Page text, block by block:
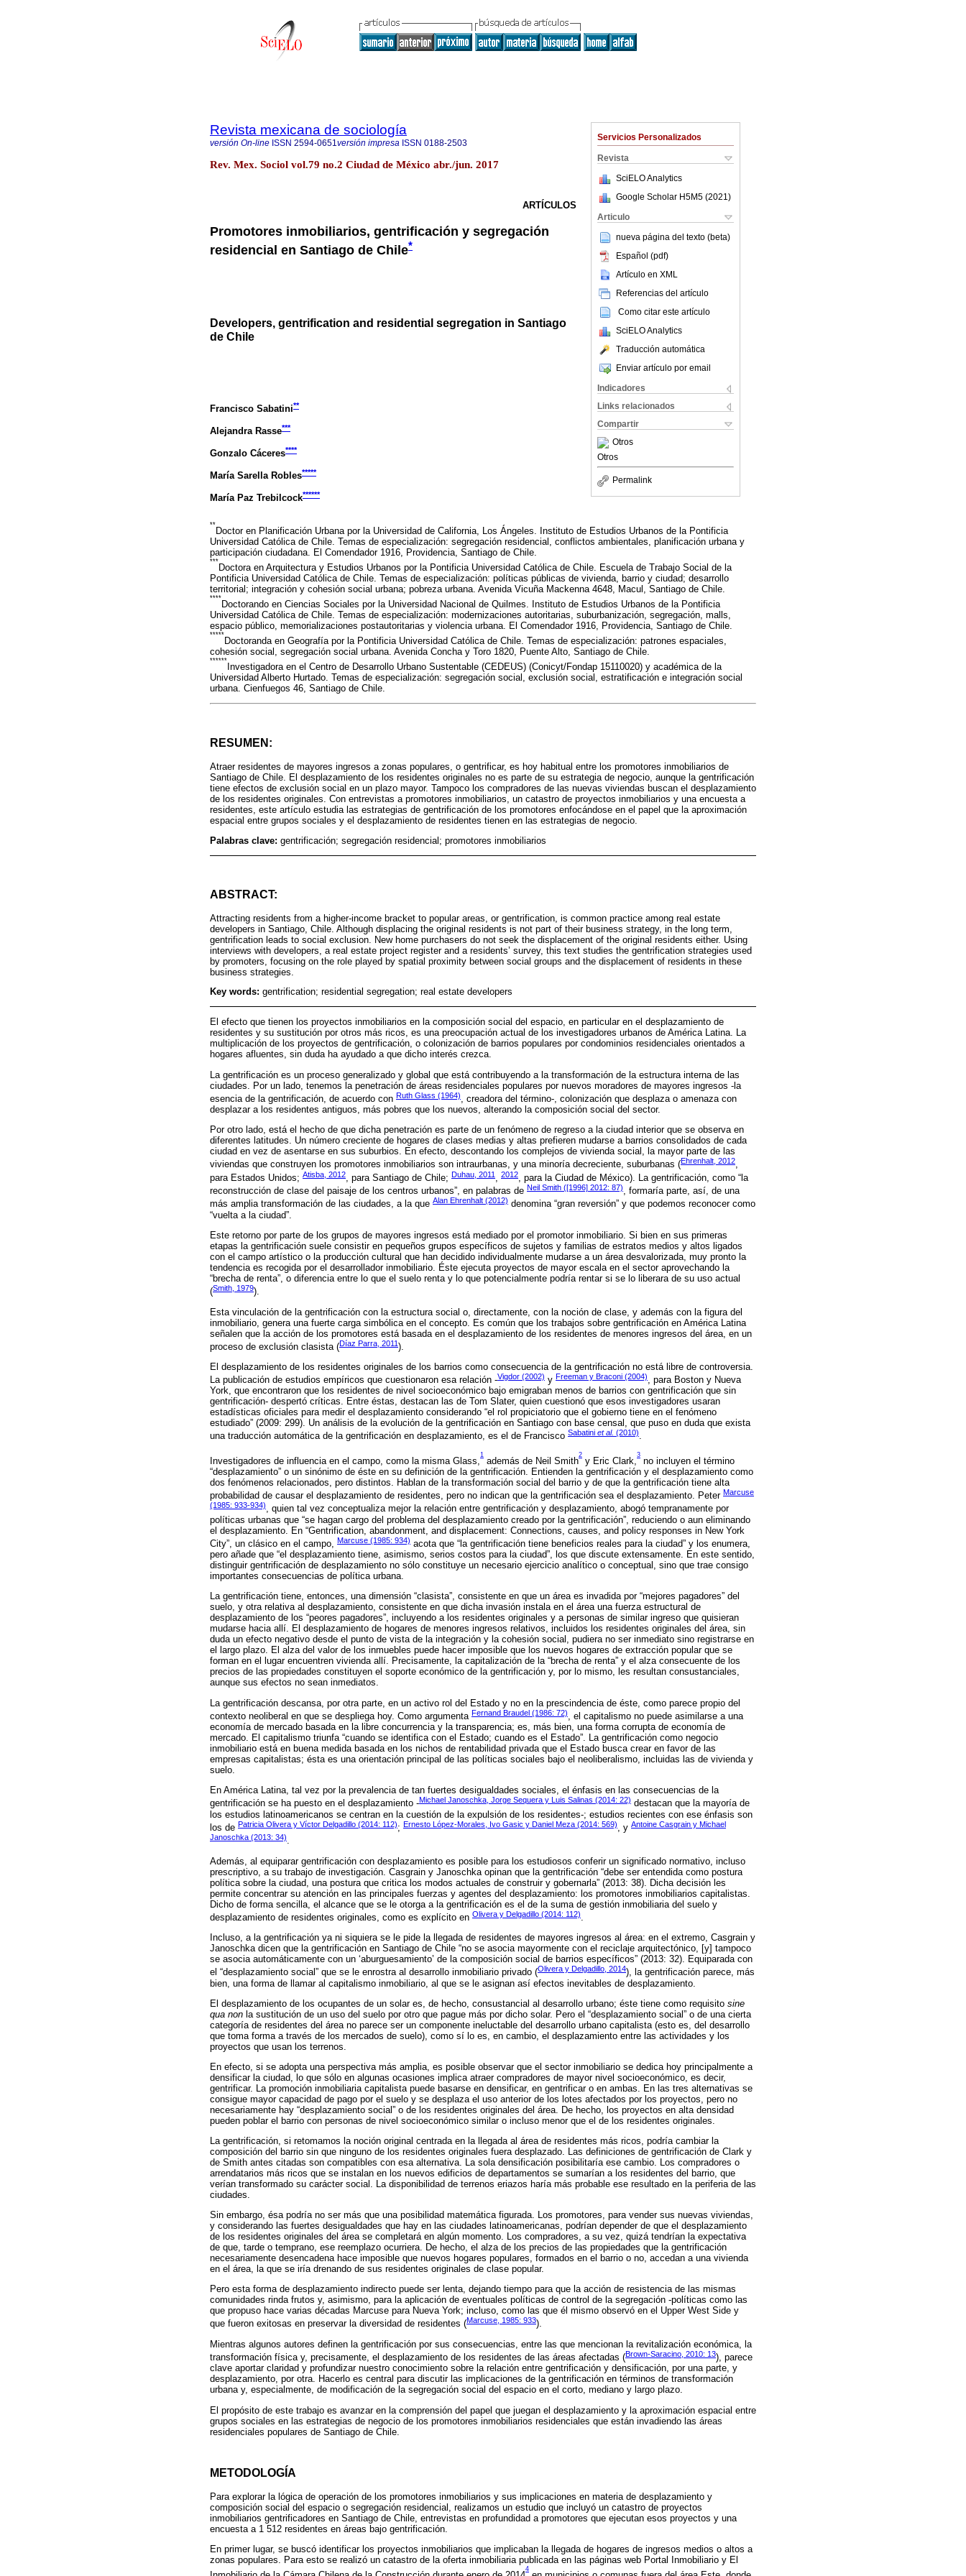
Servicios Personalizados
Revista
SciELO Analytics
Google Scholar H5M5 (2021 )
Articulo
nueva página del texto (beta)
Español (pdf)
Artículo en XML
Referencias del artículo
Como citar este artículo
SciELO Analytics
Traducción automática
Enviar artículo por email
Indicadores
Links relacionados
Compartir
Otros
Otros
Permalink
Revista mexicana de sociología
versión On-line ISSN 2594-0651versión impresa ISSN 0188-2503
Rev. Mex. Sociol vol.79 no.2 Ciudad de México abr./jun. 2017
ARTÍCULOS
Promotores inmobiliarios, gentrificación y segregación
residencial en Santiago de Chile*
Developers, gentrification and residential segregation in Santiago
de Chile
Francisco Sabatini**
Alejandra Rasse***
Gonzalo Cáceres****
María Sarella Robles*****
María Paz Trebilcock******
**
Doctor en Planificación Urbana por la Universidad de California, Los Ángeles. Instituto de Estudios Urbanos de la Pontificia
Universidad Católica de Chile. Temas de especialización: segregación residencial, conflictos ambientales, planificación urbana y
participación ciudadana. El Comendador 1916, Providencia, Santiago de Chile.
***
Doctora en Arquitectura y Estudios Urbanos por la Pontificia Universidad Católica de Chile. Escuela de Trabajo Social de la
Pontificia Universidad Católica de Chile. Temas de especialización: políticas públicas de vivienda, barrio y ciudad; desarrollo
territorial; integración y cohesión social urbana; pobreza urbana. Avenida Vicuña Mackenna 4648, Macul, Santiago de Chile.
****
Doctorando en Ciencias Sociales por la Universidad Nacional de Quilmes. Instituto de Estudios Urbanos de la Pontificia
Universidad Católica de Chile. Temas de especialización: modernizaciones autoritarias, suburbanización, segregación, malls,
espacio público, memorializaciones postautoritarias y violencia urbana. El Comendador 1916, Providencia, Santiago de Chile.
*****
Doctoranda en Geografía por la Pontificia Universidad Católica de Chile. Temas de especialización: patrones espaciales,
cohesión social, segregación social urbana. Avenida Concha y Toro 1820, Puente Alto, Santiago de Chile.
******
Investigadora en el Centro de Desarrollo Urbano Sustentable (CEDEUS) (Conicyt/Fondap 15110020) y académica de la
Universidad Alberto Hurtado. Temas de especialización: segregación social, exclusión social, estratificación e integración social
urbana. Cienfuegos 46, Santiago de Chile.
RESUMEN:
Atraer residentes de mayores ingresos a zonas populares, o gentrificar, es hoy habitual entre los promotores inmobiliarios de
Santiago de Chile. El desplazamiento de los residentes originales no es parte de su estrategia de negocio, aunque la gentrificación
tiene efectos de exclusión social en un plazo mayor. Tampoco los compradores de las nuevas viviendas buscan el desplazamiento
de los residentes originales. Con entrevistas a promotores inmobiliarios, un catastro de proyectos inmobiliarios y una encuesta a
residentes, este artículo estudia las estrategias de gentrificación de los promotores enfocándose en el papel que la aproximación
espacial entre grupos sociales y el desplazamiento de residentes tienen en las estrategias de negocio.
Palabras clave: gentrificación; segregación residencial; promotores inmobiliarios
ABSTRACT:
Attracting residents from a higher-income bracket to popular areas, or gentrification, is common practice among real estate
developers in Santiago, Chile. Although displacing the original residents is not part of their business strategy, in the long term,
gentrification leads to social exclusion. New home purchasers do not seek the displacement of the original residents either. Using
interviews with developers, a real estate project register and a residents’ survey, this text studies the gentrification strategies used
by promoters, focusing on the role played by spatial proximity between social groups and the displacement of residents in these
business strategies.
Key words: gentrification; residential segregation; real estate developers
El efecto que tienen los proyectos inmobiliarios en la composición social del espacio, en particular en el desplazamiento de
residentes y su sustitución por otros más ricos, es una preocupación actual de los investigadores urbanos de América Latina. La
multiplicación de los proyectos de gentrificación, o colonización de barrios populares por condominios residenciales orientados a
hogares afluentes, sin duda ha ayudado a que dicho interés crezca.
La gentrificación es un proceso generalizado y global que está contribuyendo a la transformación de la estructura interna de las
ciudades. Por un lado, tenemos la penetración de áreas residenciales populares por nuevos moradores de mayores ingresos -la
esencia de la gentrificación, de acuerdo con Ruth Glass (1964)
, creadora del término-, colonización que desplaza o amenaza con
desplazar a los residentes antiguos, más pobres que los nuevos, alterando la composición social del sector.
Por otro lado, está el hecho de que dicha penetración es parte de un fenómeno de regreso a la ciudad interior que se observa en
diferentes latitudes. Un número creciente de hogares de clases medias y altas prefieren mudarse a barrios consolidados de cada
ciudad en vez de asentarse en sus suburbios. En efecto, descontando los complejos de vivienda social, la mayor parte de las
viviendas que construyen los promotores inmobiliarios son intraurbanas, y una minoría decreciente, suburbanas (Ehrenhalt, 2012,
para Estados Unidos; Atisba, 2012 , para Santiago de Chile; Duhau, 2011 2012
, para la Ciudad de México). La gentrificación, como “la
reconstrucción de clase del paisaje de los centros urbanos”, en palabras de Neil Smith ([1996] 2012: 87), formaría parte, así, de una
más amplia transformación de las ciudades, a la que Alan Ehrenhalt (2012) denomina “gran reversión” y que podemos reconocer como
“vuelta a la ciudad”.
Este retorno por parte de los grupos de mayores ingresos está mediado por el promotor inmobiliario. Si bien en sus primeras
etapas la gentrificación suele consistir en pequeños grupos específicos de sujetos y familias de estratos medios y altos ligados
con el campo artístico o la producción cultural que han decidido individualmente mudarse a un área desvalorizada, muy pronto la
tendencia es recogida por el desarrollador inmobiliario. Éste ejecuta proyectos de mayor escala en el sector aprovechando la
“brecha de renta”, o diferencia entre lo que el suelo renta y lo que potencialmente podría rentar si se lo liberara de su uso actual
(Smith, 1979).
Esta vinculación de la gentrificación con la estructura social o, directamente, con la noción de clase, y además con la figura del
inmobiliario, genera una fuerte carga simbólica en el concepto. Es común que los trabajos sobre gentrificación en América Latina
señalen que la acción de los promotores está basada en el desplazamiento de los residentes de menores ingresos del área, en un
proceso de exclusión clasista (Díaz Parra, 2011).
El desplazamiento de los residentes originales de los barrios como consecuencia de la gentrificación no está libre de controversia.
La publicación de estudios empíricos que cuestionaron esa relación -Vigdor (2002) y Freeman y Braconi (2004), para Boston y Nueva
York, que encontraron que los residentes de nivel socioeconómico bajo emigraban menos de barrios con gentrificación que sin
gentrificación- despertó críticas. Entre éstas, destacan las de Tom Slater, quien cuestionó que esos investigadores usaran
estadísticas oficiales para medir el desplazamiento considerando “el rol propiciatorio que el gobierno tiene en el fenómeno
estudiado” (2009: 299). Un análisis de la evolución de la gentrificación en Santiago con base censal, que puso en duda que exista
una traducción automática de la gentrificación en desplazamiento, es el de Francisco Sabatini et al. (2010).
Investigadores de influencia en el campo, como la misma Glass,
1
además de Neil Smith
2
y Eric Clark,
3
no incluyen el término
“desplazamiento” o un sinónimo de éste en su definición de la gentrificación. Entienden la gentrificación y el desplazamiento como
dos fenómenos relacionados, pero distintos. Hablan de la transformación social del barrio y de que la gentrificación tiene alta
probabilidad de causar el desplazamiento de residentes, pero no indican que la gentrificación sea el desplazamiento. Peter Marcuse
(1985: 933-934), quien tal vez conceptualiza mejor la relación entre gentrificación y desplazamiento, abogó tempranamente por
políticas urbanas que “se hagan cargo del problema del desplazamiento creado por la gentrificación”, reduciendo o aun eliminando
el desplazamiento. En “Gentrification, abandonment, and displacement: Connections, causes, and policy responses in New York
City”, un clásico en el campo, Marcuse (1985: 934) acota que “la gentrificación tiene beneficios reales para la ciudad” y los enumera,
pero añade que “el desplazamiento tiene, asimismo, serios costos para la ciudad”, los que discute extensamente. En este sentido,
distinguir gentrificación de desplazamiento no sólo constituye un necesario ejercicio analítico o conceptual, sino que trae consigo
importantes consecuencias de política urbana.
La gentrificación tiene, entonces, una dimensión “clasista”, consistente en que un área es invadida por “mejores pagadores” del
suelo, y otra relativa al desplazamiento, consistente en que dicha invasión instala en el área una fuerza estructural de
desplazamiento de los “peores pagadores”, incluyendo a los residentes originales y a personas de similar ingreso que quisieran
mudarse hacia allí. El desplazamiento de hogares de menores ingresos relativos, incluidos los residentes originales del área, sin
duda un efecto negativo desde el punto de vista de la integración y la cohesión social, pudiera no ser inmediato sino registrarse en
el largo plazo. El alza del valor de los inmuebles puede hacer imposible que los nuevos hogares de extracción popular que se
forman en el lugar encuentren vivienda allí. Precisamente, la capitalización de la “brecha de renta” y el alza consecuente de los
precios de las propiedades constituyen el soporte económico de la gentrificación y, por lo mismo, les resultan consustanciales,
aunque sus efectos no sean inmediatos.
La gentrificación descansa, por otra parte, en un activo rol del Estado y no en la prescindencia de éste, como parece propio del
contexto neoliberal en que se despliega hoy. Como argumenta Fernand Braudel (1986: 72), el capitalismo no puede asimilarse a una
economía de mercado basada en la libre concurrencia y la transparencia; es, más bien, una forma corrupta de economía de
mercado. El capitalismo triunfa “cuando se identifica con el Estado; cuando es el Estado”. La gentrificación como negocio
inmobiliario está en buena medida basada en los nichos de rentabilidad privada que el Estado busca crear en favor de las
empresas capitalistas; ésta es una orientación principal de las políticas sociales bajo el neoliberalismo, incluidas las de vivienda y
suelo.
En América Latina, tal vez por la prevalencia de tan fuertes desigualdades sociales, el énfasis en las consecuencias de la
gentrificación se ha puesto en el desplazamiento -Michael Janoschka, Jorge Sequera y Luis Salinas (2014: 22) destacan que la mayoría de
los estudios latinoamericanos se centran en la cuestión de la expulsión de los residentes-; estudios recientes con ese énfasis son
los de Patricia Olivera y Víctor Delgadillo (2014: 112); Ernesto López-Morales, Ivo Gasic y Daniel Meza (2014: 569), y Antoine Casgrain y Michael
Janoschka (2013: 34).
Además, al equiparar gentrificación con desplazamiento es posible para los estudiosos conferir un significado normativo, incluso
prescriptivo, a su trabajo de investigación. Casgrain y Janoschka opinan que la gentrificación “debe ser entendida como postura
política sobre la ciudad, una postura que critica los modos actuales de construir y gobernarla” (2013: 38). Dicha decisión les
permite concentrar su atención en las principales fuerzas y agentes del desplazamiento: los promotores inmobiliarios capitalistas.
Dicho de forma sencilla, el alcance que se le otorga a la gentrificación es el de la suma de gestión inmobiliaria del suelo y
desplazamiento de residentes originales, como es explícito en Olivera y Delgadillo (2014: 112)
Incluso, a la gentrificación ya ni siquiera se le pide la llegada de residentes de mayores ingresos al área: en el extremo, Casgrain y
Janoschka dicen que la gentrificación en Santiago de Chile “no se asocia mayormente con el reciclaje arquitectónico, [y] tampoco
se asocia automáticamente con un ‘aburguesamiento’ de la composición social de barrios específicos” (2013: 32). Equiparada con
el “desplazamiento social” que se le enrostra al desarrollo inmobiliario privado (Olivera y Delgadillo, 2014), la gentrificación parece, más
bien, una forma de llamar al capitalismo inmobiliario, al que se le asignan así efectos inevitables de desplazamiento.
El desplazamiento de los ocupantes de un solar es, de hecho, consustancial al desarrollo urbano; éste tiene como requisito sine
qua non la sustitución de un uso del suelo por otro que pague más por dicho solar. Pero el “desplazamiento social” o de una cierta
categoría de residentes del área no parece ser un componente ineluctable del desarrollo urbano capitalista (esto es, del desarrollo
que toma forma a través de los mercados de suelo), como sí lo es, en cambio, el desplazamiento entre las actividades y los
proyectos que usan los terrenos.
En efecto, si se adopta una perspectiva más amplia, es posible observar que el sector inmobiliario se dedica hoy principalmente a
densificar la ciudad, lo que sólo en algunas ocasiones implica atraer compradores de mayor nivel socioeconómico, es decir,
gentrificar. La promoción inmobiliaria capitalista puede basarse en densificar, en gentrificar o en ambas. En las tres alternativas se
consigue mayor capacidad de pago por el suelo y se desplaza el uso anterior de los lotes afectados por los proyectos, pero no
necesariamente hay “desplazamiento social” o de los residentes originales del área. De hecho, los proyectos en alta densidad
pueden poblar el barrio con personas de nivel socioeconómico similar o incluso menor que el de los residentes originales.
La gentrificación, si retomamos la noción original centrada en la llegada al área de residentes más ricos, podría cambiar la
composición del barrio sin que ninguno de los residentes originales fuera desplazado. Las definiciones de gentrificación de Clark y
de Smith antes citadas son compatibles con esa alternativa. La sola densificación posibilitaría ese cambio. Los compradores o
arrendatarios más ricos que se instalan en los nuevos edificios de departamentos se sumarían a los residentes del barrio, que
verían transformado su carácter social. La disponibilidad de terrenos eriazos haría más probable ese resultado en la periferia de las
ciudades.
Sin embargo, ésa podría no ser más que una posibilidad matemática figurada. Los promotores, para vender sus nuevas viviendas,
y considerando las fuertes desigualdades que hay en las ciudades latinoamericanas, podrían depender de que el desplazamiento
de los residentes originales del área se completará en algún momento. Los compradores, a su vez, quizá tendrían la expectativa
de que, tarde o temprano, ese reemplazo ocurriera. De hecho, el alza de los precios de las propiedades que la gentrificación
necesariamente desencadena hace imposible que nuevos hogares populares, formados en el barrio o no, accedan a una vivienda
en el área, la que se iría drenando de sus residentes originales de clase popular.
Pero esta forma de desplazamiento indirecto puede ser lenta, dejando tiempo para que la acción de resistencia de las mismas
comunidades rinda frutos y, asimismo, para la aplicación de eventuales políticas de control de la segregación -políticas como las
que propuso hace varias décadas Marcuse para Nueva York; incluso, como las que él mismo observó en el Upper West Side y
que fueron exitosas en preservar la diversidad de residentes (Marcuse, 1985: 933).
Mientras algunos autores definen la gentrificación por sus consecuencias, entre las que mencionan la revitalización económica, la
transformación física y, precisamente, el desplazamiento de los residentes de las áreas afectadas (Brown-Saracino, 2010: 13), parece
clave aportar claridad y profundizar nuestro conocimiento sobre la relación entre gentrificación y densificación, por una parte, y
desplazamiento, por otra. Hacerlo es central para discutir las implicaciones de la gentrificación en términos de transformación
urbana y, especialmente, de modificación de la segregación social del espacio en el corto, mediano y largo plazo.
El propósito de este trabajo es avanzar en la comprensión del papel que juegan el desplazamiento y la aproximación espacial entre
grupos sociales en las estrategias de negocio de los promotores inmobiliarios residenciales que están invadiendo las áreas
residenciales populares de Santiago de Chile.
METODOLOGÍA
Para explorar la lógica de operación de los promotores inmobiliarios y sus implicaciones en materia de desplazamiento y
composición social del espacio o segregación residencial, realizamos un estudio que incluyó un catastro de proyectos
inmobiliarios gentrificadores en Santiago de Chile, entrevistas en profundidad a promotores que ejecutan esos proyectos y una
encuesta a 1 512 residentes en áreas bajo gentrificación.
En primer lugar, se buscó identificar los proyectos inmobiliarios que implicaban la llegada de hogares de ingresos medios o altos a
zonas populares. Para esto se realizó un catastro de la oferta inmobiliaria publicada en las páginas web Portal Inmobiliario y El
4